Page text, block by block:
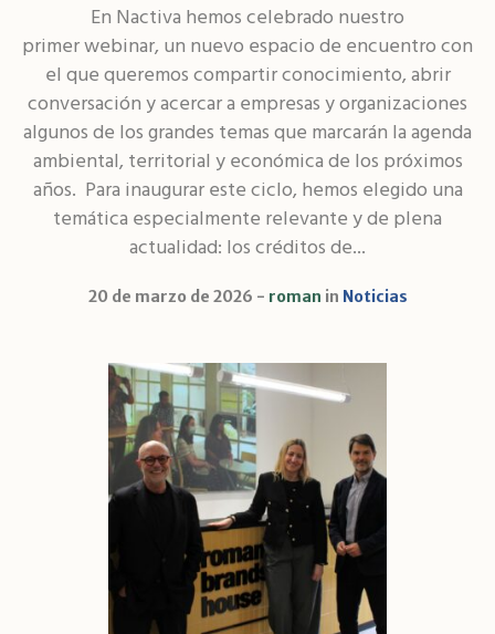
En Nactiva hemos celebrado nuestro
primer webinar, un nuevo espacio de encuentro con
el que queremos compartir conocimiento, abrir
conversación y acercar a empresas y organizaciones
algunos de los grandes temas que marcarán la agenda
ambiental, territorial y económica de los próximos
años. Para inaugurar este ciclo, hemos elegido una
temática especialmente relevante y de plena
actualidad: los créditos de...
20 de marzo de 2026 roman in Noticias